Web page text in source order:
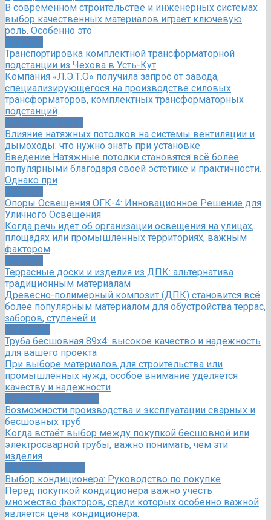
В современном строительстве и инженерных системах
выбор качественных материалов играет ключевую
роль. Особенно это
Новости
Транспортировка комплектной трансформаторной
подстанции из Чехова в Усть-Кут
Компания «Л.Э.Т.О» получила запрос от завода,
специализирующегося на производстве силовых
трансформаторов, комплектных трансформаторных
подстанций
Вентиляционные
Влияние натяжных потолков на системы вентиляции и
дымоходы: что нужно знать при установке
Введение Натяжные потолки становятся всё более
популярными благодаря своей эстетике и практичности.
Однако при
Новости
Опоры Освещения ОГК-4: Инновационное Решение для
Уличного Освещения
Когда речь идет об организации освещения на улицах,
площадях или промышленных территориях, важным
фактором
Новости
Террасные доски и изделия из ДПК: альтернатива
традиционным материалам
Древесно-полимерный композит (ДПК) становится всё
более популярным материалом для обустройства террас,
заборов, ступеней и
Стальные
Труба бесшовная 89х4: высокое качество и надежность
для вашего проекта
При выборе материалов для строительства или
промышленных нужд, особое внимание уделяется
качеству и надежности
Классификация труб
Возможности производства и эксплуатации сварных и
бесшовных труб
Когда встаёт выбор между покупкой бесшовной или
электросварной трубы, важно понимать, чем эти
изделия
Монтаж и ремонт
Выбор кондиционера: Руководство по покупке
Перед покупкой кондиционера важно учесть
множество факторов, среди которых особенно важной
является цена кондиционера.